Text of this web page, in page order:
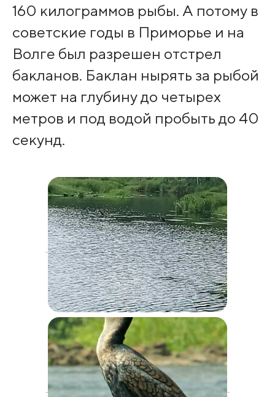
160 килограммов рыбы. А потому в
советские годы в Приморье и на
Волге был разрешен отстрел
бакланов. Баклан нырять за рыбой
может на глубину до четырех
метров и под водой пробыть до 40
секунд.